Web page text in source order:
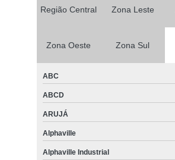
Região Central Zona Leste
Zona Oeste Zona Sul
ABC
ABCD
ARUJÁ
Alphaville
Alphaville Industrial